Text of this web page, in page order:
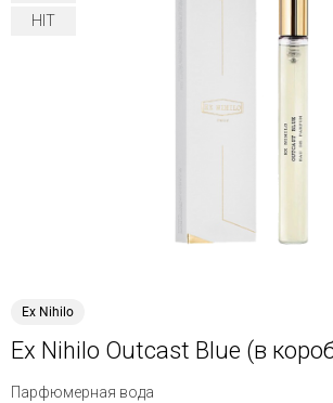
HIT
Ex Nihilo
Ex Nihilo Outcast Blue (в
Парфюмерная вода